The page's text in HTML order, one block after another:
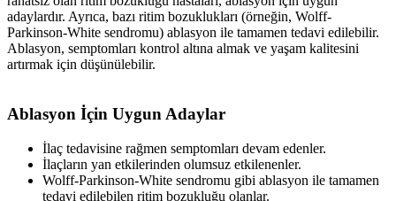
adaylardır. Ayrıca, bazı ritim bozuklukları (örneğin, Wolff-
Parkinson-White sendromu) ablasyon ile tamamen tedavi edilebilir.
Ablasyon, semptomları kontrol altına almak ve yaşam kalitesini
artırmak için düşünülebilir.
Ablasyon İçin Uygun Adaylar
İlaç tedavisine rağmen semptomları devam edenler.
İlaçların yan etkilerinden olumsuz etkilenenler.
Wolff-Parkinson-White sendromu gibi ablasyon ile tamamen
tedavi edilebilen ritim bozukluğu olanlar.